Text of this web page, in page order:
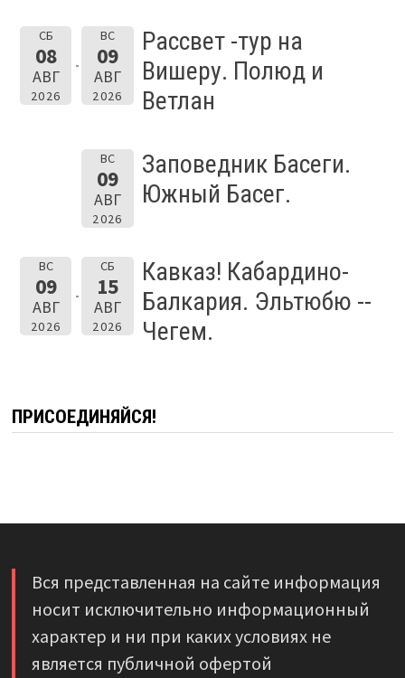
СБ
08
АВГ
2026
ВС
09
АВГ
2026
Рассвет -тур на
Вишеру. Полюд и
Ветлан
ВС
09
АВГ
2026
Заповедник Басеги.
Южный Басег.
ВС
09
АВГ
2026
СБ
15
АВГ
2026
Кавказ! Кабардино-
Балкария. Эльтюбю --
Чегем.
ПРИСОЕДИНЯЙСЯ!
Вся представленная на сайте информация
носит исключительно информационный
характер и ни при каких условиях не
является публичной офертой